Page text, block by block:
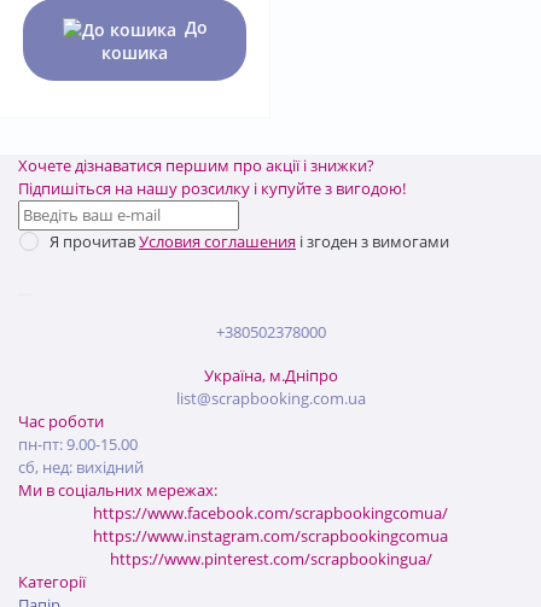
До
кошика
Хочете дізнаватися першим про акції і знижки?
Підпишіться на нашу розсилку і купуйте з вигодою!
Я прочитавУсловия соглашения і згоден з вимогами
+380502378000
Україна, м.Дніпро
list@scrapbooking.com.ua
Категорії
Час роботи
пн-пт: 9.00-15.00
сб, нед: вихідний
Ми в соціальних мережах:
https://www.facebook.com/scrapbookingcomua/
https://www.instagram.com/scrapbookingcomua
https://www.pinterest.com/scrapbookingua/